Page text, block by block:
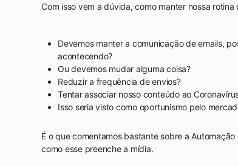
Com isso vem a dúvida, como manter nossa
Devemos manter a comunicação de emails,
acontecendo?
Ou devemos mudar alguma coisa?
Reduzir a frequência de envios?
Tentar associar nosso conteúdo ao
Isso seria visto como oportunismo pelo
É o que comentamos bastante sobre a
como esse preenche a mídia.